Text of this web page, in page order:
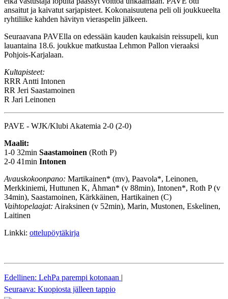
ansaitut ja kaivatut sarjapisteet. Kokonaisuutena peli oli joukkueelta
ryhtiliike kahden hävityn vieraspelin jälkeen.
Seuraavana PAVElla on edessään kauden kaukaisin reissupeli, kun
lauantaina 18.6. joukkue matkustaa Lehmon Pallon vieraaksi
Pohjois-Karjalaan.
Kultapisteet:
RRR Antti Intonen
RR Jeri Saastamoinen
R Jari Leinonen
PAVE - WJK/Klubi Akatemia 2-0 (2-0)
Maalit:
1-0 32min Saastamoinen (Roth P)
2-0 41min Intonen
Avauskokoonpano: Martikainen* (mv), Paavola*, Leinonen,
Merkkiniemi, Huttunen K, Åhman* (v 88min), Intonen*, Roth P (v
34min), Saastamoinen, Kärkkäinen, Hartikainen (C)
Vaihtopelaajat: Airaksinen (v 52min), Marin, Mustonen, Eskelinen,
Laitinen
Linkki: ottelupöytäkirja
Edellinen: LehPa parempi kotonaan |
Seuraava: Kuopiosta jälleen tappio